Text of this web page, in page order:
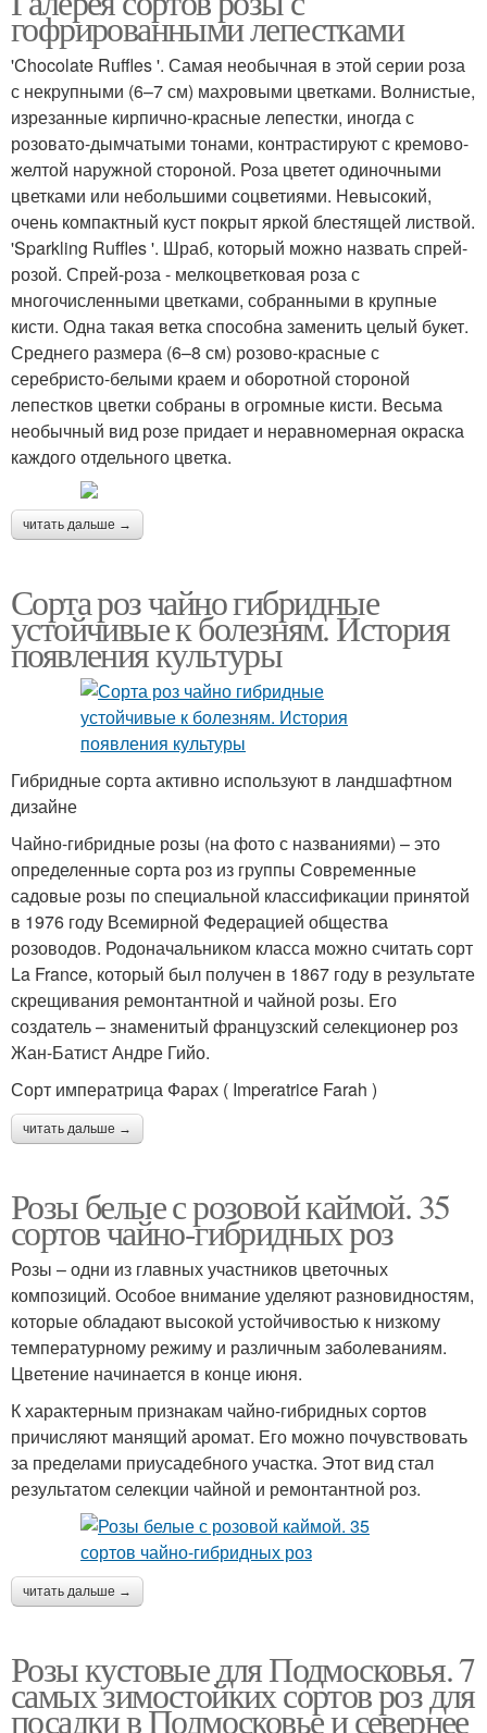
гофрированными лепестками
'Chocolate Ruffles '. Самая необычная в этой серии роза
с некрупными (6–7 см) махровыми цветками. Волнистые,
изрезанные кирпично-красные лепестки, иногда с
розовато-дымчатыми тонами, контрастируют с кремово-
желтой наружной стороной. Роза цветет одиночными
цветками или небольшими соцветиями. Невысокий,
очень компактный куст покрыт яркой блестящей листвой.
'Sparkling Ruffles '. Шраб, который можно назвать спрей-
розой. Спрей-роза - мелкоцветковая роза с
многочисленными цветками, собранными в крупные
кисти. Одна такая ветка способна заменить целый букет.
Среднего размера (6–8 см) розово-красные с
серебристо-белыми краем и оборотной стороной
лепестков цветки собраны в огромные кисти. Весьма
необычный вид розе придает и неравномерная окраска
каждого отдельного цветка.
читать дальше →
Сорта роз чайно гибридные
устойчивые к болезням. История
появления культуры
Гибридные сорта активно используют в ландшафтном
дизайне
Чайно-гибридные розы (на фото с названиями) – это
определенные сорта роз из группы Современные
садовые розы по специальной классификации принятой
в 1976 году Всемирной Федерацией общества
розоводов. Родоначальником класса можно считать сорт
La France, который был получен в 1867 году в результате
скрещивания ремонтантной и чайной розы. Его
создатель – знаменитый французский селекционер роз
Жан-Батист Андре Гийо.
Сорт императрица Фарах ( Imperatrice Farah )
читать дальше →
Розы белые с розовой каймой. 35
сортов чайно-гибридных роз
Розы – одни из главных участников цветочных
композиций. Особое внимание уделяют разновидностям,
которые обладают высокой устойчивостью к низкому
температурному режиму и различным заболеваниям.
Цветение начинается в конце июня.
К характерным признакам чайно-гибридных сортов
причисляют манящий аромат. Его можно почувствовать
за пределами приусадебного участка. Этот вид стал
результатом селекции чайной и ремонтантной роз.
читать дальше →
Розы кустовые для Подмосковья. 7
самых зимостойких сортов роз для
посадки в Подмосковье и севернее